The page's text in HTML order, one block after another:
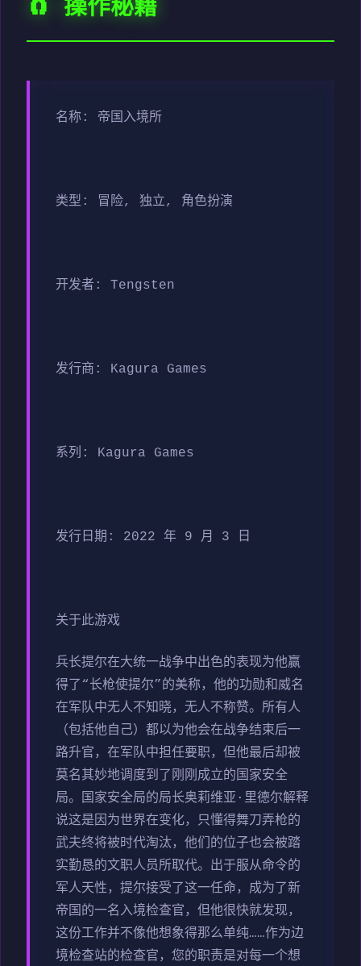
🧲 操作秘籍
名称: 帝国入境所
类型: 冒险, 独立, 角色扮演
开发者: Tengsten
发行商: Kagura Games
系列: Kagura Games
发行日期: 2022 年 9 月 3 日
关于此游戏
兵长提尔在大统一战争中出色的表现为他赢
得了“长枪使提尔”的美称，他的功勋和威名
在军队中无人不知晓，无人不称赞。所有人
（包括他自己）都以为他会在战争结束后一
路升官，在军队中担任要职，但他最后却被
莫名其妙地调度到了刚刚成立的国家安全
局。国家安全局的局长奥莉维亚·里德尔解释
说这是因为世界在变化，只懂得舞刀弄枪的
武夫终将被时代淘汰，他们的位子也会被踏
实勤恳的文职人员所取代。出于服从命令的
军人天性，提尔接受了这一任命，成为了新
帝国的一名入境检查官，但他很快就发现，
这份工作并不像他想象得那么单纯……作为边
境检查站的检查官，您的职责是对每一个想